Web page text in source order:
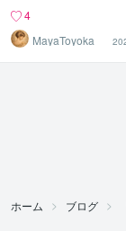
4
MayaToyoka
ホーム ブログ